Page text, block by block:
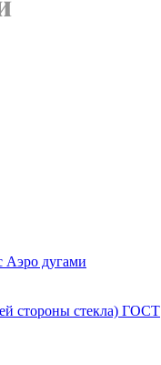
дугами
стороны стекла) ГОСТ